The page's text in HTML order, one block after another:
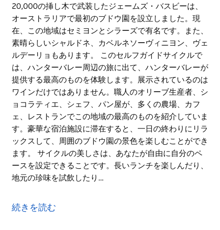
20,000の挿し木で武装したジェームズ・バスビーは、
オーストラリアで最初のブドウ園を設立しました。現
在、この地域はセミヨンとシラーズで有名です。また、
素晴らしいシャルドネ、カベルネソーヴィニヨン、ヴェ
ルデーリョもあります。 このセルフガイドサイクルで
は、ハンターバレー周辺の旅に出て、ハンターバレーが
提供する最高のものを体験します。展示されているのは
ワインだけではありません。職人のオリーブ生産者、シ
ョコラティエ、シェフ、パン屋が、多くの農場、カフ
ェ、レストランでこの地域の最高のものを紹介していま
す。豪華な宿泊施設に滞在すると、一日の終わりにリラ
ックスして、周囲のブドウ園の景色を楽しむことができ
ます。 サイクルの美しさは、あなたが自由に自分のペ
ースを設定できることです。長いランチを楽しんだり、
地元の珍味を試飲したり…
た場所であり、オーストラリアで最も重要なワイン生産
地域の1つです。 1832年、スペインとフランスからの
続きを読む